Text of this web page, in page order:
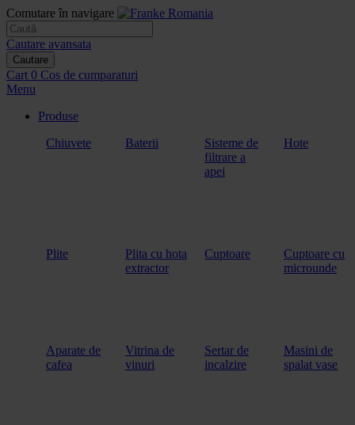
Comutare în navigare
Cautare avansata
Cautare
Cart 0 Cos de cumparaturi
Menu
Produse
Chiuvete
Baterii
Sisteme de
filtrare a
apei
Hote
Plite
Plita cu hota
extractor
Cuptoare
Cuptoare cu
microunde
Aparate de
cafea
Vitrina de
vinuri
Sertar de
incalzire
Masini de
spalat vase